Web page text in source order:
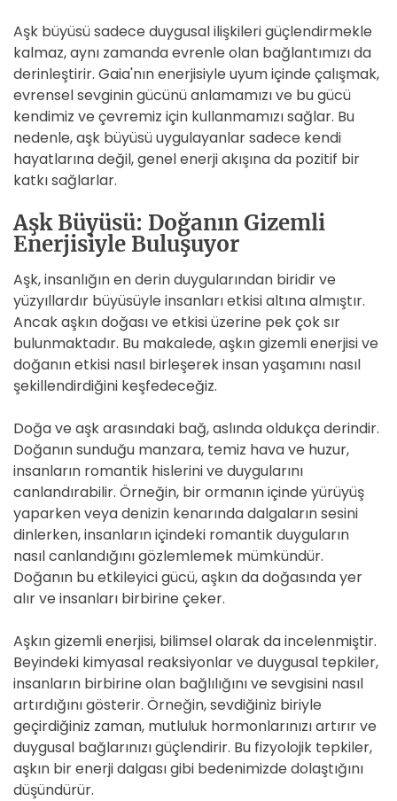
Aşk büyüsü sadece duygusal ilişkileri güçlendirmekle
kalmaz, aynı zamanda evrenle olan bağlantımızı da
derinleştirir. Gaia'nın enerjisiyle uyum içinde çalışmak,
evrensel sevginin gücünü anlamamızı ve bu gücü
kendimiz ve çevremiz için kullanmamızı sağlar. Bu
nedenle, aşk büyüsü uygulayanlar sadece kendi
hayatlarına değil, genel enerji akışına da pozitif bir
katkı sağlarlar.
Aşk Büyüsü: Doğanın Gizemli
Enerjisiyle Buluşuyor
Aşk, insanlığın en derin duygularından biridir ve
yüzyıllardır büyüsüyle insanları etkisi altına almıştır.
Ancak aşkın doğası ve etkisi üzerine pek çok sır
bulunmaktadır. Bu makalede, aşkın gizemli enerjisi ve
doğanın etkisi nasıl birleşerek insan yaşamını nasıl
şekillendirdiğini keşfedeceğiz.
Doğa ve aşk arasındaki bağ, aslında oldukça derindir.
Doğanın sunduğu manzara, temiz hava ve huzur,
insanların romantik hislerini ve duygularını
canlandırabilir. Örneğin, bir ormanın içinde yürüyüş
yaparken veya denizin kenarında dalgaların sesini
dinlerken, insanların içindeki romantik duyguların
nasıl canlandığını gözlemlemek mümkündür.
Doğanın bu etkileyici gücü, aşkın da doğasında yer
alır ve insanları birbirine çeker.
Aşkın gizemli enerjisi, bilimsel olarak da incelenmiştir.
Beyindeki kimyasal reaksiyonlar ve duygusal tepkiler,
insanların birbirine olan bağlılığını ve sevgisini nasıl
artırdığını gösterir. Örneğin, sevdiğiniz biriyle
geçirdiğiniz zaman, mutluluk hormonlarınızı artırır ve
duygusal bağlarınızı güçlendirir. Bu fizyolojik tepkiler,
aşkın bir enerji dalgası gibi bedenimizde dolaştığını
düşündürür.